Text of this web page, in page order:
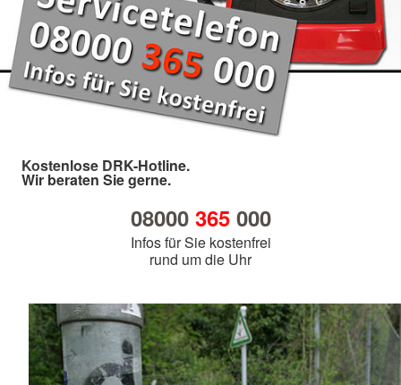
Kostenlose DRK-Hotline.
Wir beraten Sie gerne.
08000 365000
Infos für Sie kostenfrei
rund um die Uhr